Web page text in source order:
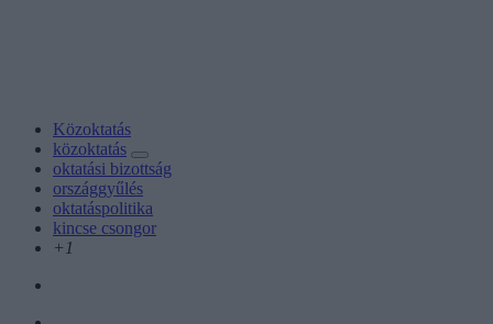
Közoktatás
közoktatás
oktatási bizottság
országgyűlés
oktatáspolitika
kincse csongor
+1